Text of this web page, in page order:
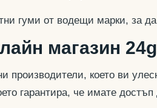
гуми от водещи марки, за
магазин
производители, което ви
гарантира, че имате